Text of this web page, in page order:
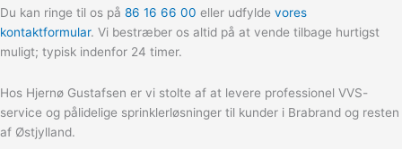
Du kan ringe til os på 86 16 66 00 eller udfylde vores
kontaktformular. Vi bestræber os altid på at vende tilbage hurtigst
muligt; typisk indenfor 24 timer.
Hos Hjernø Gustafsen er vi stolte af at levere professionel VVS-
service og pålidelige sprinklerløsninger til kunder i Brabrand og resten
af Østjylland.